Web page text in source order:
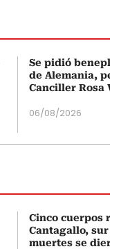
Se pidió
de Alemania,
Canciller Rosa
06/08/2026
Cinco cuerpos
Cantagallo, sur
muertes se